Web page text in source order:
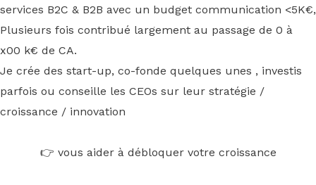
services B2C & B2B avec un budget communication <5K€,
Plusieurs fois contribué largement au passage de 0 à
x00 k€ de CA.
Je crée des start-up, co-fonde quelques unes , investis
parfois ou conseille les CEOs sur leur stratégie /
croissance / innovation
👉 vous aider à débloquer votre croissance